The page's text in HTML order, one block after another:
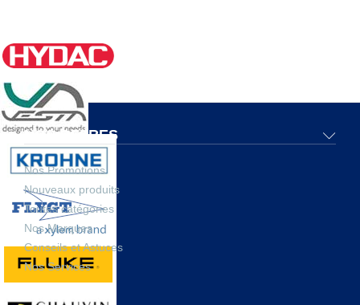
NOS OFFRES
Nos Promotions
Nouveaux produits
Toutes catégories
Nos Marques
Conseils et Astuces
Nos Services